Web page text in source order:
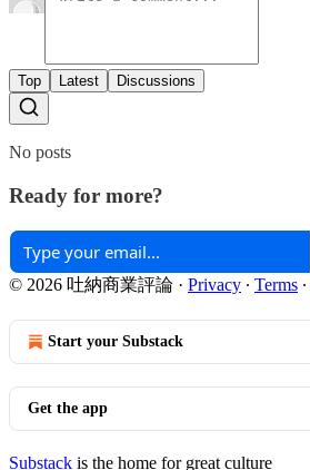
Top Latest Discussions
No posts
Ready for more?
© 2026 吐納商業評論 · Privacy ∙ Terms ∙
Start your Substack
Get the app
Substack is the home for great culture